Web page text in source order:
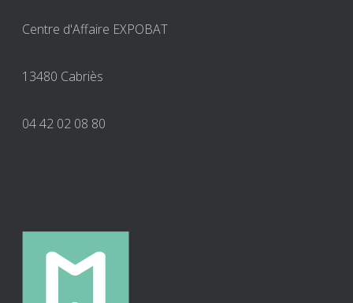
Centre d'Affaire EXPOBAT
13480 Cabriès
04 42 02 08 80